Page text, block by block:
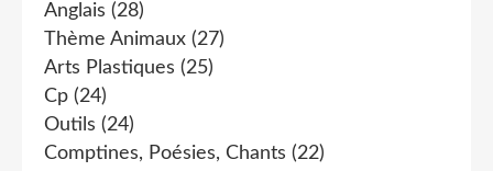
Anglais (28)
Thème Animaux (27)
Arts Plastiques (25)
Cp (24)
Outils (24)
Comptines, Poésies, Chants (22)